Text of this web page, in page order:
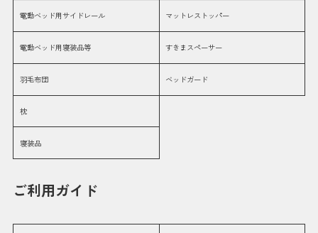
電動ベッド用サイドレール
電動ベッド用寝装品等
羽毛布団
枕
寝装品
マットレストッパー
すきまスペーサー
ベッドガード
ご利用ガイド